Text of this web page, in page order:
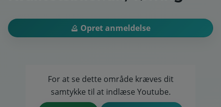
Opret anmeldelse
For at se dette område kræves dit
samtykke til at indlæse Youtube.